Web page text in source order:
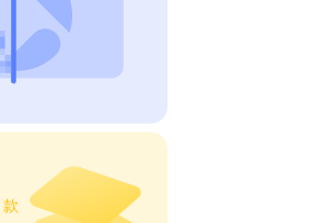
款